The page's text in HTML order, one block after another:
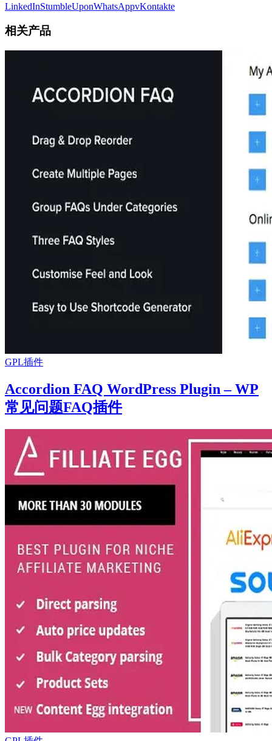
LinkedInStumbleUponWhatsAppvKontakte
相关产品
GPL插件
Accordion FAQ WordPress Plugin – WP
常见问题FAQ插件